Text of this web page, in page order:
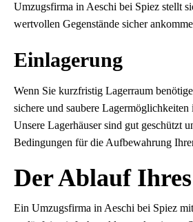
Umzugsfirma in Aeschi bei Spiez stellt
wertvollen Gegenstände sicher
Einlagerung
Wenn Sie kurzfristig Lagerraum
sichere und saubere
Unsere Lagerhäuser sind gut geschützt
Bedingungen für die Aufbewahrung
Der Ablauf
Ein Umzugsfirma in Aeschi bei Spiez